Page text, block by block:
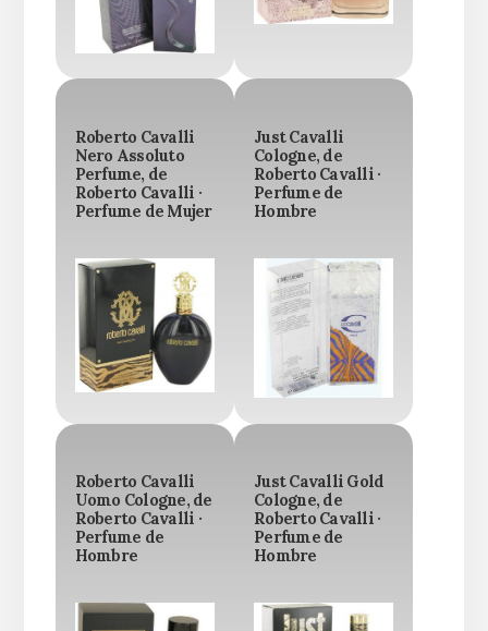
Roberto Cavalli
Nero Assoluto
Perfume, de
Roberto Cavalli ·
Perfume de Mujer
Just Cavalli
Cologne, de
Roberto Cavalli ·
Perfume de
Hombre
Roberto Cavalli
Uomo Cologne, de
Roberto Cavalli ·
Perfume de
Hombre
Just Cavalli Gold
Cologne, de
Roberto Cavalli ·
Perfume de
Hombre